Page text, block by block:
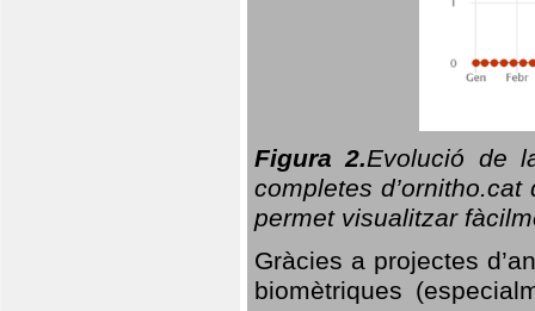
Figura 2.Evolució de
completes
permet visualitzar
Gràcies a projectes
biomètriques